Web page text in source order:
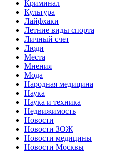
Криминал
Культура
Лайфхаки
Летние виды спорта
Личный счет
Люди
Места
Мнения
Мода
Народная медицина
Наука
Наука и техника
Недвижимость
Новости
Новости ЗОЖ
Новости медицины
Новости Москвы